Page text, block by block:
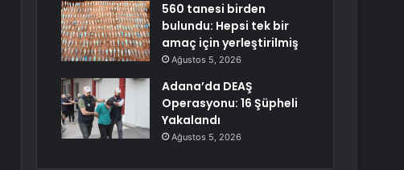
560 tanesi birden
bulundu: Hepsi tek bir
amaç için yerleştirilmiş
Ağustos 5, 2026
Adana’da DEAŞ
Operasyonu: 16 Şüpheli
Yakalandı
Ağustos 5, 2026